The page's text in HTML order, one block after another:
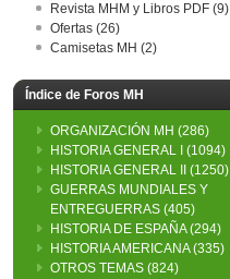
Revista MHM y Libros PDF (9)
Ofertas (26)
Camisetas MH (2)
Índice de Foros MH
ORGANIZACIÓN MH (286)
HISTORIA GENERAL I (1094)
HISTORIA GENERAL II (1250)
GUERRAS MUNDIALES Y
ENTREGUERRAS (405)
HISTORIA DE ESPAÑA(294)
HISTORIA AMERICANA(335)
OTROS TEMAS (824)